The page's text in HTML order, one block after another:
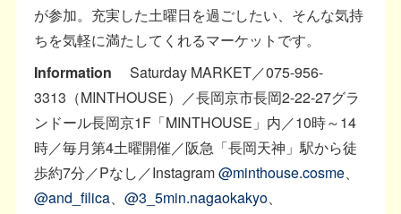
が参加。充実した土曜日を過ごしたい、そんな気持
ちを気軽に満たしてくれるマーケットです。
Information Saturday MARKET／075-956-
3313（MINTHOUSE）／長岡京市長岡2-22-27グラ
ンドール長岡京1F「MINTHOUSE」内／10時～14
時／毎月第4土曜開催／阪急「長岡天神」駅から徒
歩約7分／Pなし／Instagram@minthouse.cosme、
@and_filica、@3_5min.nagaokakyo、